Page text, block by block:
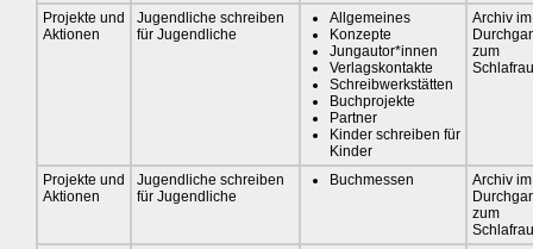
Projekte und
Aktionen
Jugendliche schreiben
für Jugendliche
Allgemeines
Konzepte
Jungautor*innen
Verlagskontakte
Schreibwerkstätten
Buchprojekte
Partner
Kinder schreiben für
Kinder
Archiv im
zum
Projekte und
Aktionen
Jugendliche schreiben
für Jugendliche
Buchmessen
Archiv im
zum